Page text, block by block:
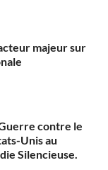
majeur sur
contre le
Unis au
Silencieuse.